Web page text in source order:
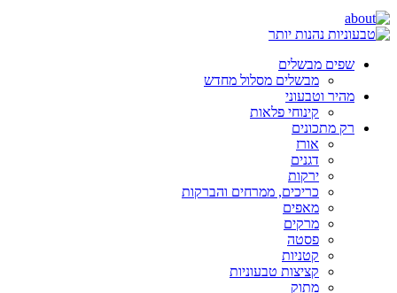
שפים מבשלים
מבשלים מסלול מחדש
מהיר וטבעוני
קינוחי פלאות
רק מתכונים
אורז
דגנים
ירקות
כריכים, ממרחים והברקות
מאפים
מרקים
פסטה
קטניות
קציצות טבעוניות
מתוק